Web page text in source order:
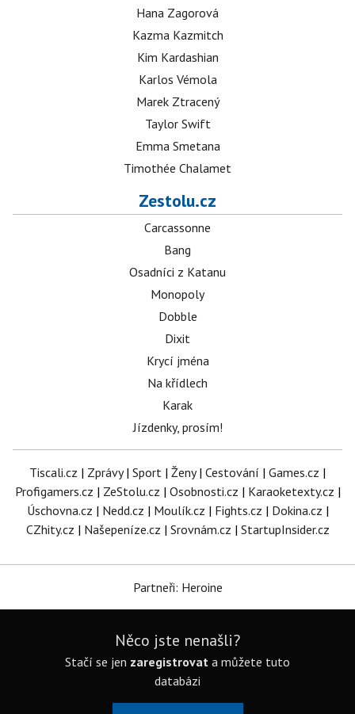
Hana Zagorová
Kazma Kazmitch
Kim Kardashian
Karlos Vémola
Marek Ztracený
Taylor Swift
Emma Smetana
Timothée Chalamet
Zestolu.cz
Carcassonne
Bang
Osadníci z Katanu
Monopoly
Dobble
Dixit
Krycí jména
Na křídlech
Karak
Jízdenky, prosím!
Tiscali.cz | Zprávy| Sport | Ženy| Cestování | Games.cz |
Profigamers.cz | ZeStolu.cz | Osobnosti.cz | Karaoketexty.cz |
Úschovna.cz | Nedd.cz | Moulík.cz | Fights.cz | Dokina.cz |
CZhity.cz | Našepeníze.cz | Srovnám.cz | StartupInsider.cz
Partneři: Heroine
Něco jste nenašli?
Stačí se jen zaregistrovat a můžete tuto
databázi